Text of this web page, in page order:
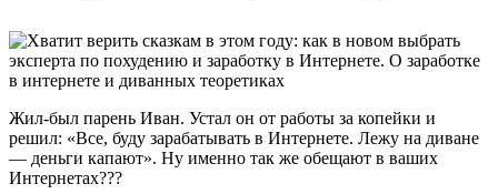
Жил-был парень Иван. Устал он от работы за копейки и
решил: «Все, буду зарабатывать в Интернете. Лежу на диване
— деньги капают». Ну именно так же обещают в ваших
Интернетах???